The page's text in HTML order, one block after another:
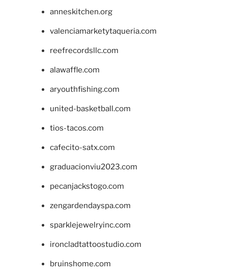
anneskitchen.org
valenciamarketytaqueria.com
reefrecordsllc.com
alawaffle.com
aryouthfishing.com
united-basketball.com
tios-tacos.com
cafecito-satx.com
graduacionviu2023.com
pecanjackstogo.com
zengardendayspa.com
sparklejewelryinc.com
ironcladtattoostudio.com
bruinshome.com